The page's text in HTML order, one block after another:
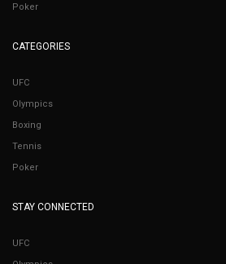
Poker
CATEGORIES
UFC
Olympics
Boxing
Tennis
Poker
STAY CONNECTED
UFC